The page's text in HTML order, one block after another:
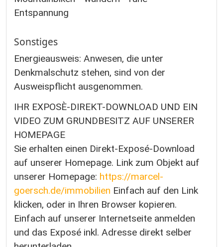
Entspannung
Sonstiges
Energieausweis: Anwesen, die unter
Denkmalschutz stehen, sind von der
Ausweispflicht ausgenommen.
IHR EXPOSÈ-DIREKT-DOWNLOAD UND EIN
VIDEO ZUM GRUNDBESITZ AUF UNSERER
HOMEPAGE
Sie erhalten einen Direkt-Exposé-Download
auf unserer Homepage. Link zum Objekt auf
unserer Homepage: https://marcel-
goersch.de/immobilien Einfach auf den Link
klicken, oder in Ihren Browser kopieren.
Einfach auf unserer Internetseite anmelden
und das Exposé inkl. Adresse direkt selber